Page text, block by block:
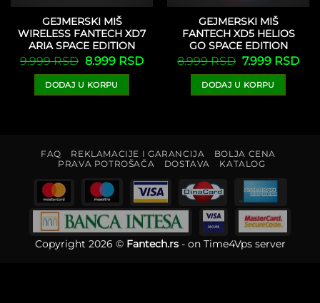
GEJMERSKI MIŠ
WIRELESS FANTECH XD7
ARIA SPACE EDITION
9.999RSD
Originalna
cena
je
bila:
9.999 RSD.
8.999 RSDTrenutna
cena
DODAJ U KORPU
GEJMERSKI MIŠ
FANTECH XD5 HELIOS
GO SPACE EDITION
8.999RSD Originalna
cena
je
bila:
8.999 RSD.
7.999 RSD
DODAJ U KORPU
RSD.
FAQ REKLAMACIJE I GARANCIJA
BOLJA CENA
PRAVA POTROŠAČA
DOSTAVA KATALOG
Copyright 2026 © Fantech.rs- on Time4Vps server